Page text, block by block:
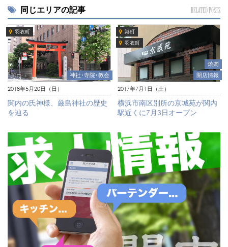
同じエリアの記事 RELATED POSTS
羽衣町
神社･寺院･教会
2018年5月20日（日）
関内の氏神様、厳島神社の歴史
を辿る
港町
羽衣町
焼肉
開店情報
2017年7月1日（土）
横浜市南区別所の京城苑が関内
駅近くに7月3日オープン